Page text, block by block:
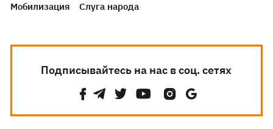
Мобилизация
Слуга народа
Подписывайтесь на нас в соц. сетях